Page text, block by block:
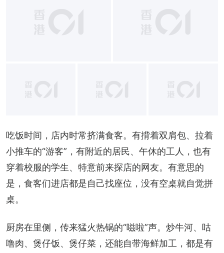
+13
吃饭时间，店内时常挤满食客。有揹着双肩包、拉着
小推车的“游客”，有附近的居民、午休的工人，也有
穿着校服的学生、特意前来探店的网友。有意思的
是，食客们进店都是自己找座位，没有空桌就自觉拼
桌。
厨房在里侧，传来猛火热锅的“嗞啦”声。炒牛河、咕
噜肉、煲仔饭、煲仔菜，还能自带海鲜加工，都是有